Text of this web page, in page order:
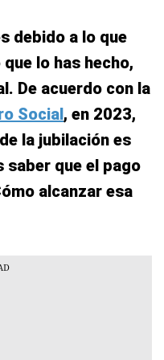
debido a lo que
lo has hecho,
De acuerdo con la
Social, en 2023,
la jubilación es
saber que el pago
alcanzar esa